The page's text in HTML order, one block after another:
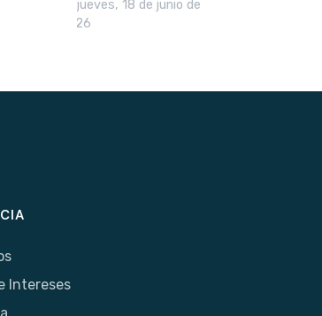
jueves, 18 de junio de
2026
Intereses